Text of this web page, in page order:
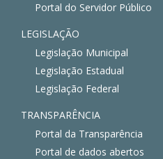
Portal do Servidor Público
LEGISLAÇÃO
Legislação Municipal
Legislação Estadual
Legislação Federal
TRANSPARÊNCIA
Portal da Transparência
Portal de dados abertos